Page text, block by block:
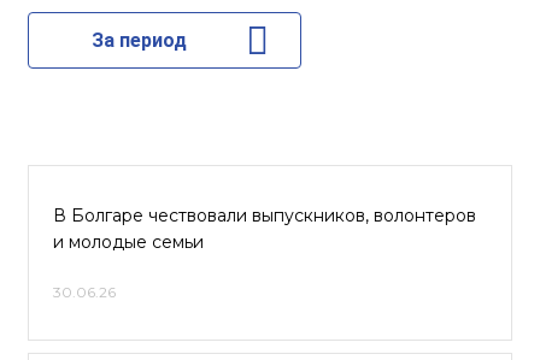
За период
В Болгаре чествовали выпускников, волонтеров
и молодые семьи
30.06.26